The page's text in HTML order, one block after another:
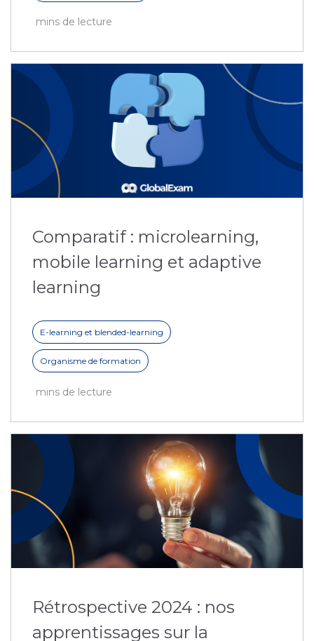
mins de lecture
Comparatif : microlearning,
mobile learning et adaptive
learning
E-learning et blended-learning
Organisme de formation
mins de lecture
Rétrospective 2024 : nos
apprentissages sur la